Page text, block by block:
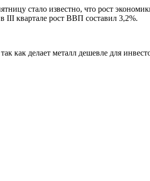
стало известно, что рост
III квартале рост ВВП составил 3,2%.
как делает металл дешевле для